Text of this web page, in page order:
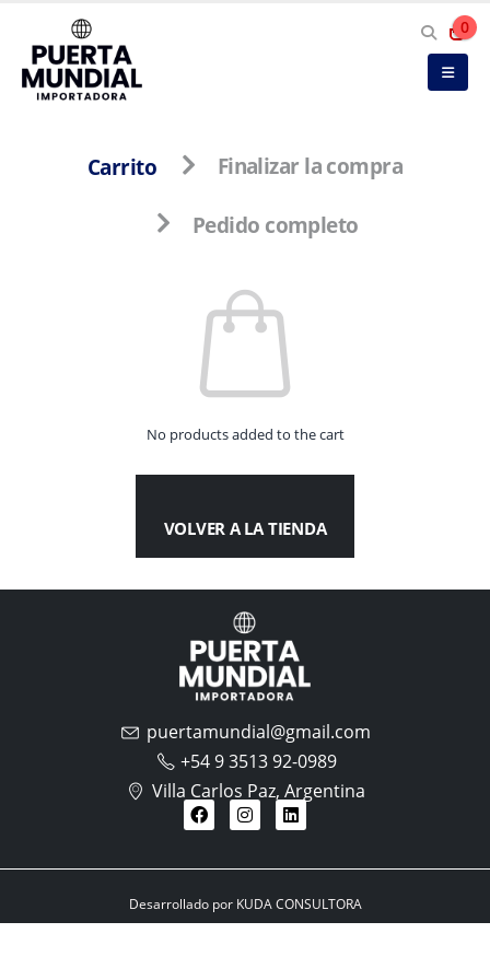
0
Carrito Finalizar la compra
Pedido completo
No products added to the cart
VOLVER A LA TIENDA
puertamundial@gmail.com
+54 9 3513 92-0989
Villa Carlos Paz, Argentina
Desarrollado por KUDA CONSULTORA